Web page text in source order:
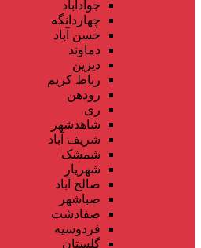
جوادآباد
چهاردانگه
حسن آباد
دماوند
دیزین
رباط کریم
رودهن
ری
شاهدشهر
شریف آباد
شمشک
شهریار
صالح آباد
صباشهر
صفادشت
فردوسیه
گلستان